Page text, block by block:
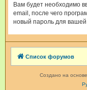
Вам будет необходимо
email, после чего
новый пароль для вашей
Список форумов
Создано на основе